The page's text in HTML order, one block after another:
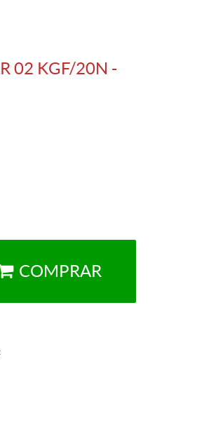
02 KGF/20N -
COMPRAR